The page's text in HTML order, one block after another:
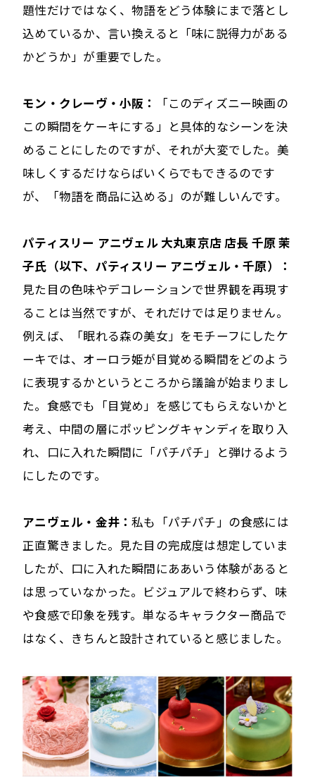
題性だけではなく、物語をどう体験にまで落とし
込めているか、言い換えると「味に説得力がある
かどうか」が重要でした。
モン・クレーヴ・小阪：
「このディズニー映画の
この瞬間をケーキにする」と具体的なシーンを決
めることにしたのですが、それが大変でした。美
味しくするだけならばいくらでもできるのです
が、「物語を商品に込める」のが難しいんです。
パティスリー アニヴェル 大丸東京店 店長 千原 茉
子氏（以下、パティスリー アニヴェル・千原）：
見た目の色味やデコレーションで世界観を再現す
ることは当然ですが、それだけでは足りません。
例えば、「眠れる森の美女」をモチーフにしたケ
ーキでは、オーロラ姫が目覚める瞬間をどのよう
に表現するかというところから議論が始まりまし
た。食感でも「目覚め」を感じてもらえないかと
考え、中間の層にポッピングキャンディを取り入
れ、口に入れた瞬間に「パチパチ」と弾けるよう
にしたのです。
アニヴェル・金井：私も「パチパチ」の食感には
正直驚きました。見た目の完成度は想定していま
したが、口に入れた瞬間にああいう体験があると
は思っていなかった。ビジュアルで終わらず、味
や食感で印象を残す。単なるキャラクター商品で
はなく、きちんと設計されていると感じました。